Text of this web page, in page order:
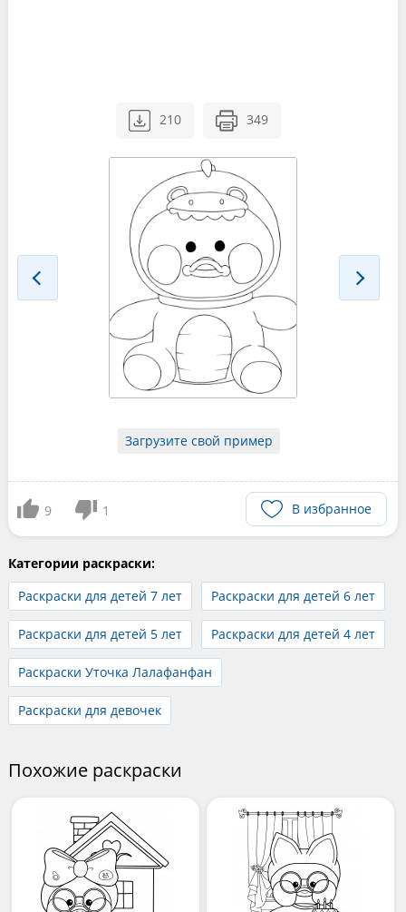
210 349
Загрузите свой пример
9 1 В избранное
Категории раскраски:
Раскраски для детей 7 лет
Раскраски для детей 6 лет
Раскраски для детей 5 лет Раскраски для детей 4 лет
Раскраски Уточка Лалафанфан
Раскраски для девочек
Похожие раскраски